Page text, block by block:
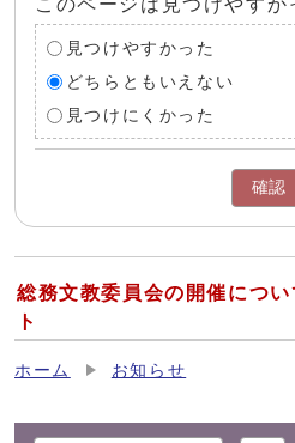
このページは見つけやすか
見つけやすかった
どちらともいえない
見つけにくかった
確認
総務文教委員会の開催につ
ト
ホーム お知らせ